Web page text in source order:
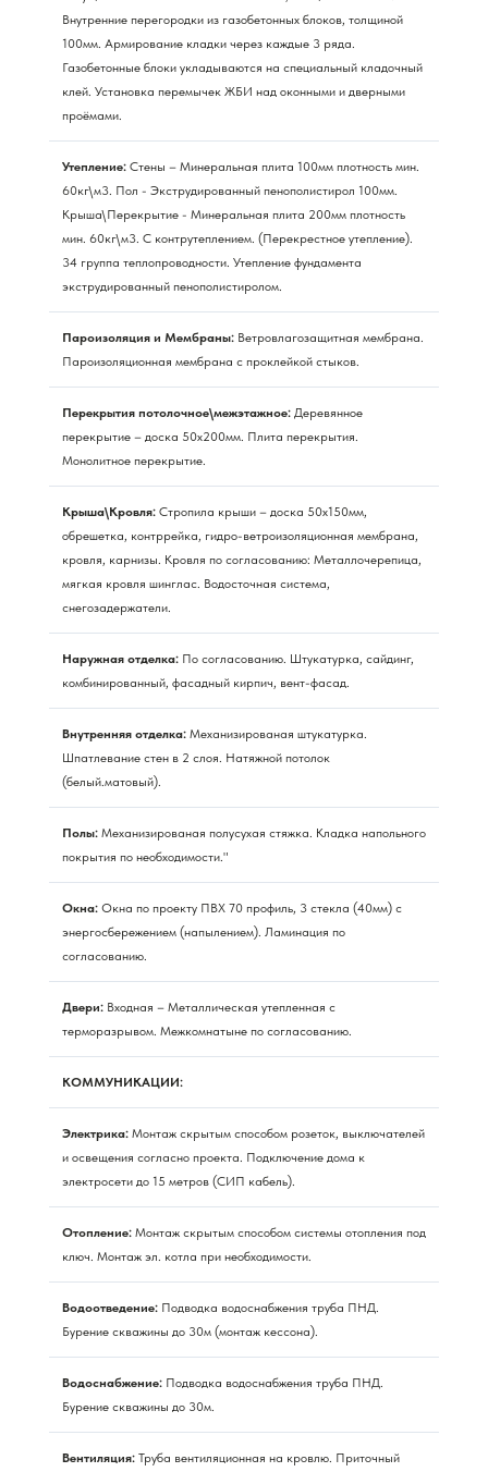
Внутренние перегородки из газобетонных блоков, толщиной
100мм. Армирование кладки через каждые 3 ряда.
Газобетонные блоки укладываются на специальный кладочный
клей. Установка перемычек ЖБИ над оконными и дверными
проёмами.
Утепление: Стены – Минеральная плита 100мм плотность мин.
60кг\м3. Пол - Экструдированный пенополистирол 100мм.
Крыша\Перекрытие - Минеральная плита 200мм плотность
мин. 60кг\м3. С контрутеплением. (Перекрестное утепление).
34 группа теплопроводности. Утепление фундамента
экструдированный пенополистиролом.
Пароизоляция и Мембраны: Ветровлагозащитная мембрана.
Пароизоляционная мембрана с проклейкой стыков.
Перекрытия потолочное\межэтажное: Деревянное
перекрытие – доска 50х200мм. Плита перекрытия.
Монолитное перекрытие.
Крыша\Кровля: Стропила крыши – доска 50х150мм,
обрешетка, контррейка, гидро-ветроизоляционная мембрана,
кровля, карнизы. Кровля по согласованию: Металлочерепица,
мягкая кровля шинглас. Водосточная система,
снегозадержатели.
Наружная отделка: По согласованию. Штукатурка, сайдинг,
комбинированный, фасадный кирпич, вент-фасад.
Внутренняя отделка: Механизированая штукатурка.
Шпатлевание стен в 2 слоя. Натяжной потолок
(белый.матовый).
Полы: Механизированая полусухая стяжка. Кладка напольного
покрытия по необходимости."
Окна: Окна по проекту ПВХ 70 профиль, 3 стекла (40мм) с
энергосбережением (напылением). Ламинация по
согласованию.
Двери: Входная – Металлическая утепленная с
терморазрывом. Межкомнатыне по согласованию.
КОММУНИКАЦИИ:
Электрика: Монтаж скрытым способом розеток, выключателей
и освещения согласно проекта. Подключение дома к
электросети до 15 метров (СИП кабель).
Отопление: Монтаж скрытым способом системы отопления под
ключ. Монтаж эл. котла при необходимости.
Водоотведение: Подводка водоснабжения труба ПНД.
Бурение скважины до 30м (монтаж кессона).
Водоснабжение: Подводка водоснабжения труба ПНД.
Бурение скважины до 30м.
Вентиляция: Труба вентиляционная на кровлю. Приточный